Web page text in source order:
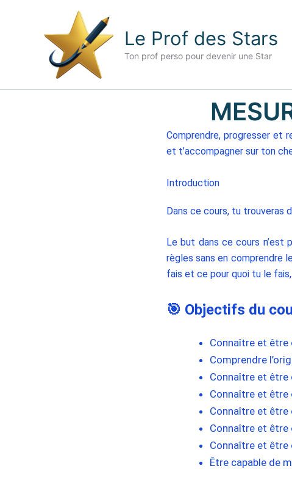
Le Prof des Stars
Ton prof perso pour devenir une Star
Comprendre, progresser et
et t’accompagner sur ton
Introduction
Dans ce cours, tu trouveras
Le but dans ce cours n’est
règles sans en comprendre
fais et ce pour quoi tu le fais,
🎯 Objectifs du
Connaître et être
Comprendre
Connaître et être
Connaître et être
Connaître et être
Connaître et être
Connaître et être
Être capable de